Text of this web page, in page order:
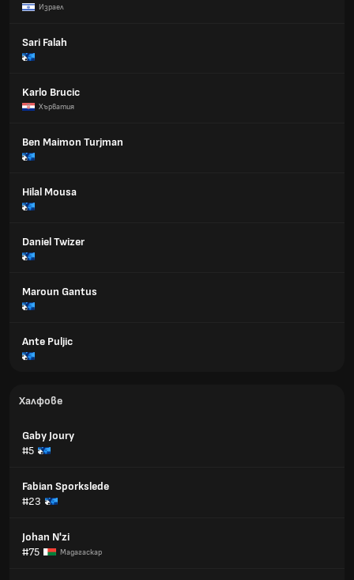
Израел
Sari Falah
Karlo Brucic
Хърватия
Ben Maimon Turjman
Hilal Mousa
Daniel Twizer
Maroun Gantus
Ante Puljic
Халфове
Gaby Joury
#5
Fabian Sporkslede
#23
Johan N'zi
#75
Мадагаскар